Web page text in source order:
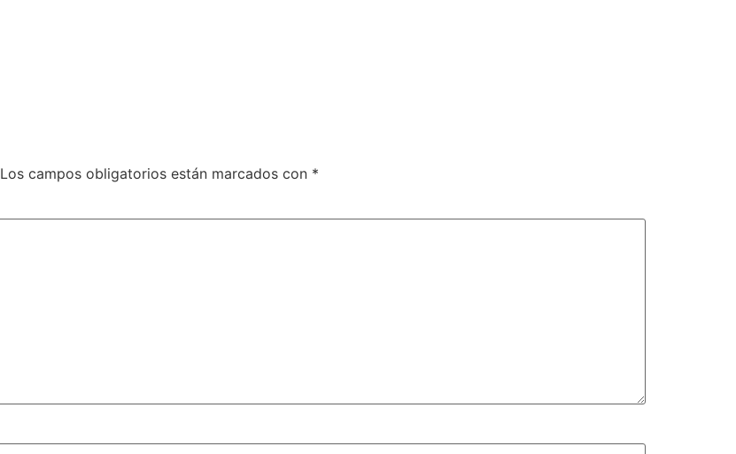
Los campos obligatorios están marcados con *